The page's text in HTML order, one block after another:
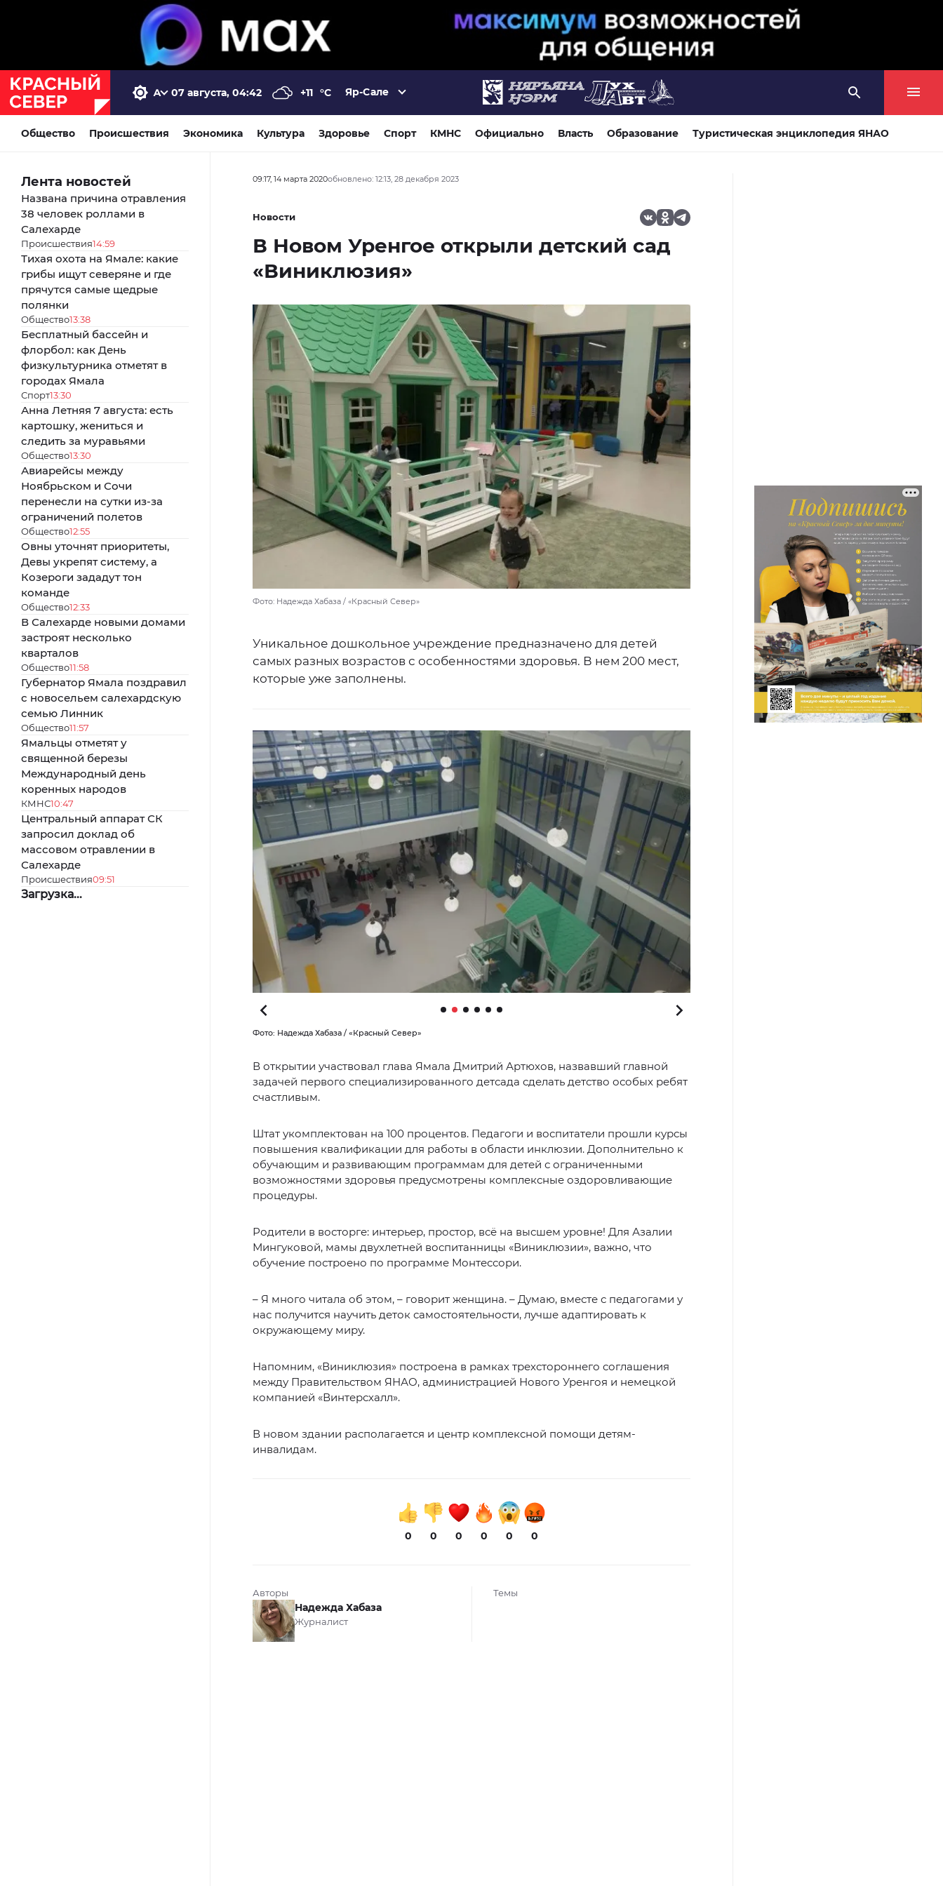
07 августа, 04:42 +11 °C Яр-Сале
Общество Происшествия Экономика Культура Здоровье Спорт КМНС Официально Власть Образование Туристическая энциклопедия ЯНАО
Лента новостей
Названа причина отравления
38 человек роллами в
Салехарде
Происшествия14:59
Тихая охота на Ямале: какие
грибы ищут северяне и где
прячутся самые щедрые
полянки
Общество13:38
Бесплатный бассейн и
флорбол: как День
физкультурника отметят в
городах Ямала
Спорт13:30
Анна Летняя 7 августа: есть
картошку, жениться и
следить за муравьями
Общество13:30
Авиарейсы между
Ноябрьском и Сочи
перенесли на сутки из-за
ограничений полетов
Общество12:55
Овны уточнят приоритеты,
Девы укрепят систему, а
Козероги зададут тон
команде
Общество12:33
В Салехарде новыми домами
застроят несколько
кварталов
Общество11:58
Губернатор Ямала поздравил
с новосельем салехардскую
семью Линник
Общество11:57
Ямальцы отметят у
священной березы
Международный день
коренных народов
КМНС10:47
Центральный аппарат СК
запросил доклад об
массовом отравлении в
Салехарде
Происшествия09:51
Загрузка...
09:17, 14 марта 2020обновлено: 12:13, 28 декабря 2023
Новости
В Новом Уренгое открыли детский сад
«Виниклюзия»
Фото: Надежда Хабаза / «Красный Север»
Уникальное дошкольное учреждение предназначено для детей
самых разных возрастов с особенностями здоровья. В нем 200 мест,
которые уже заполнены.
Фото: Надежда Хабаза / «Красный Север»
В открытии участвовал глава Ямала Дмитрий Артюхов, назвавший главной
задачей первого специализированного детсада сделать детство особых ребят
счастливым.
Штат укомплектован на 100 процентов. Педагоги и воспитатели прошли курсы
повышения квалификации для работы в области инклюзии. Дополнительно к
обучающим и развивающим программам для детей с ограниченными
возможностями здоровья предусмотрены комплексные оздоровливающие
процедуры.
Родители в восторге: интерьер, простор, всё на высшем уровне! Для Азалии
Мингуковой, мамы двухлетней воспитанницы «Виниклюзии», важно, что
обучение построено по программе Монтессори.
– Я много читала об этом, – говорит женщина. – Думаю, вместе с педагогами у
нас получится научить деток самостоятельности, лучше адаптировать к
окружающему миру.
Напомним, «Виниклюзия» построена в рамках трехстороннего соглашения
между Правительством ЯНАО, администрацией Нового Уренгоя и немецкой
компанией «Винтерсхалл».
В новом здании располагается и центр комплексной помощи детям-
инвалидам.
0 0 0 0 0 0
Авторы
Надежда Хабаза
Журналист
Темы